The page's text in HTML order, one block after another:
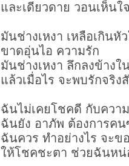
และเดียวดาย วอนเห็นใ
มันช่างเหงา เหลือเกินหั
ขาดอุ่นไอ ความรัก
มันช่างเหงา ลึกลงข้างใ
แล้วเมื่อไร จะพบรักจริง
ฉันไม่เคยโชคดี กับควา
ฉันยัง อาภัพ ต้องการค
ฉันควร ทำอย่างไร จะข
ให้โชคชะตา ช่วยฉันหน่